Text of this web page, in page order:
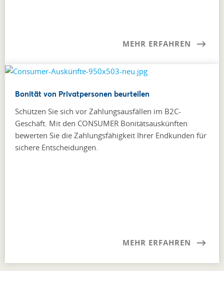
MEHR ERFAHREN
Bonität von Privatpersonen beurteilen
Schützen Sie sich vor Zahlungsausfällen im B2C-
Geschäft. Mit den CONSUMER Bonitätsauskünften
bewerten Sie die Zahlungsfähigkeit Ihrer Endkunden für
sichere Entscheidungen.
MEHR ERFAHREN